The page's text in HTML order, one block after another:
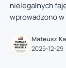
nielegalnych
wprowadzono
Mateusz
2025-12-29